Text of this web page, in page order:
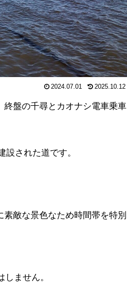
2024.07.01 2025.10.12
盤の千尋とカオナシ電車乗車
された道です。
敵な景色なため時間帯を特別
ません。